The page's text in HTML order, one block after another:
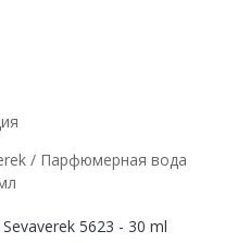
/ Парфюмерная вода
Sevaverek 5623 - 30 ml